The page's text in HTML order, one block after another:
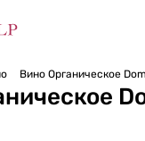
Вино Органическое